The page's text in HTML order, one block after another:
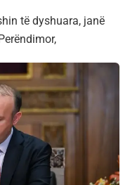
të dyshuara, janë